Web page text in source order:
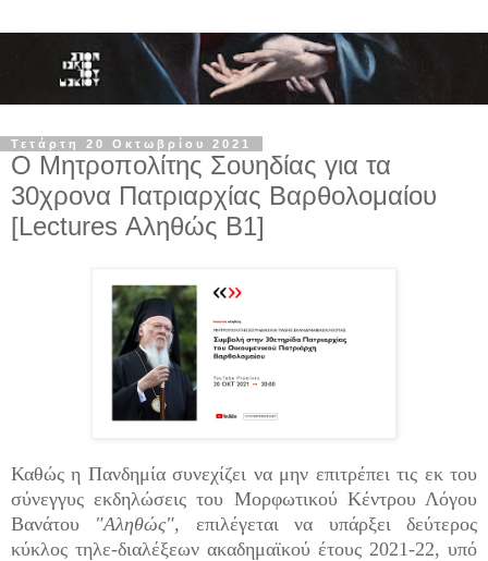
Τετάρτη 20 Οκτωβρίου 2021
Ο Μητροπολίτης Σουηδίας για τα
30χρονα Πατριαρχίας Βαρθολομαίου
[Lectures Αληθώς Β1]
Καθώς η Πανδημία συνεχίζει να μην επιτρέπει τις εκ του
σύνεγγυς εκδηλώσεις του Μορφωτικού Κέντρου Λόγου
Βανάτου "Αληθώς", επιλέγεται να υπάρξει δεύτερος
κύκλος τηλε-διαλέξεων ακαδημαϊκού έτους 2021-22, υπό